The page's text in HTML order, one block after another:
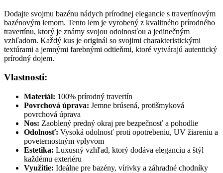
Dodajte svojmu bazénu nádych prírodnej elegancie s travertínovým
bazénovým lemom. Tento lem je vyrobený z kvalitného prírodného
travertínu, ktorý je známy svojou odolnosťou a jedinečným
vzhľadom. Každý kus je originál so svojimi charakteristickými
textúrami a jemnými farebnými odtieňmi, ktoré vytvárajú autentický
prírodný dojem.
Vlastnosti:
Materiál: 100% prírodný travertín
Povrchová úprava: Jemne brúsená, protišmyková
povrchová úprava
Nos: Zaoblený predný okraj pre bezpečnosť a pohodlie
Odolnosť: Vysoká odolnosť proti opotrebeniu, UV žiareniu a
poveternostným vplyvom
Estetika: Luxusný vzhľad, ktorý dodáva eleganciu a štýl
každému exteriéru
Využitie: Ideálne pre bazény, vírivky a záhradné chodníky